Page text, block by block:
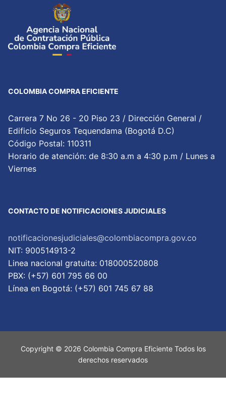
COLOMBIA COMPRA EFICIENTE
Carrera 7 No 26 - 20 Piso 23 / Dirección General /
Edificio Seguros Tequendama (Bogotá D.C)
Código Postal: 110311
Horario de atención: de 8:30 a.m a 4:30 p.m / Lunes a
Viernes
CONTACTO DE NOTIFICACIONES JUDICIALES
notificacionesjudiciales@colombiacompra.gov.co
NIT: 900514913-2
Linea nacional gratuita: 018000520808
PBX: (+57) 601 795 66 00
Lí­nea en Bogotá: (+57) 601 745 67 88
Copyright © 2026 Colombia Compra Eficiente Todos los
derechos reservados